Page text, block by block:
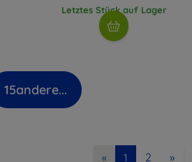
Letztes Stück auf Lager
15andere...
« 1 2 »